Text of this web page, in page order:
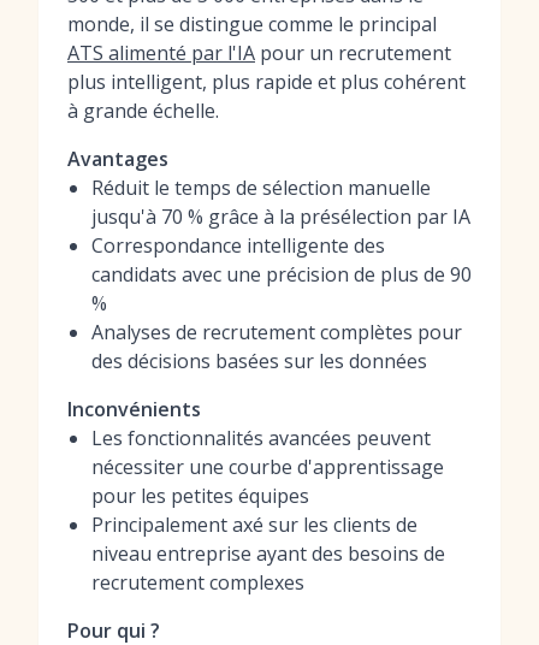
monde, il se distingue comme le principal
ATS alimenté par l'IA pour un recrutement
plus intelligent, plus rapide et plus cohérent
à grande échelle.
Avantages
Réduit le temps de sélection manuelle
jusqu'à 70 % grâce à la présélection par IA
Correspondance intelligente des
candidats avec une précision de plus de 90
%
Analyses de recrutement complètes pour
des décisions basées sur les données
Inconvénients
Les fonctionnalités avancées peuvent
nécessiter une courbe d'apprentissage
pour les petites équipes
Principalement axé sur les clients de
niveau entreprise ayant des besoins de
recrutement complexes
Pour qui ?